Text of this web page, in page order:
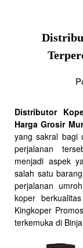
Distributor
Harga Grosir
yang sakral bagi
perjalanan
menjadi aspek
salah satu
perjalanan
koper
Kingkoper
terkemuka di